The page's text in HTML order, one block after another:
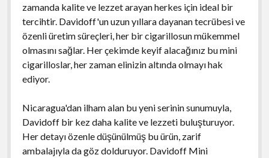
zamanda kalite ve lezzet arayan herkes için ideal bir
tercihtir. Davidoff'un uzun yıllara dayanan tecrübesi ve
özenli üretim süreçleri, her bir cigarillosun mükemmel
olmasını sağlar. Her çekimde keyif alacağınız bu mini
cigarilloslar, her zaman elinizin altında olmayı hak
ediyor.
Nicaragua'dan ilham alan bu yeni serinin sunumuyla,
Davidoff bir kez daha kalite ve lezzeti buluşturuyor.
Her detayı özenle düşünülmüş bu ürün, zarif
ambalajıyla da göz dolduruyor. Davidoff Mini